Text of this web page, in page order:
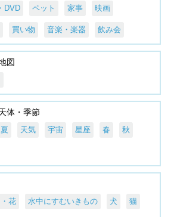
DVD ペット 家事 映画
買い物 音楽・楽器 飲み会
図
体・季節
夏 天気 宇宙 星座 春 秋
花 水中にすむいきもの 犬 猫